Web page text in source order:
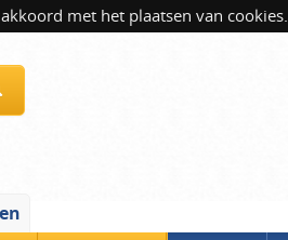
met het plaatsen van cookies.